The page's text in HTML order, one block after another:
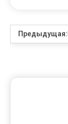
Предыдущая: